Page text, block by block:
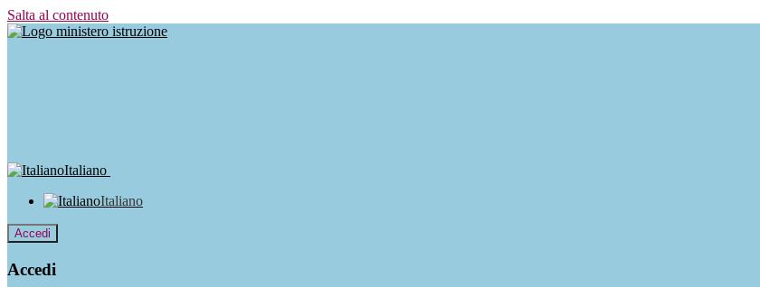
Salta al contenuto
Italiano
Italiano
Accedi
Accedi